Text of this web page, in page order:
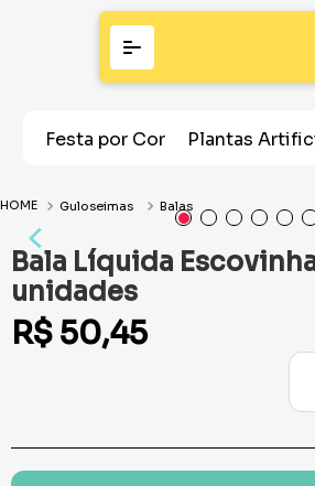
Festa por Cor Plantas
Guloseimas Balas
Bala Líquida
unidades
R$ 50,45